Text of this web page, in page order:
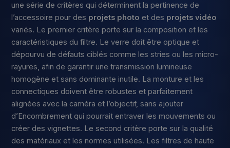
une série de critères qui déterminent la pertinence de
l’accessoire pour des projets photo et des projets vidéo
variés. Le premier critère porte sur la composition et les
caractéristiques du filtre. Le verre doit être optique et
dépourvu de défauts ciblés comme les stries ou les micro-
rayures, afin de garantir une transmission lumineuse
homogène et sans dominante inutile. La monture et les
connectiques doivent être robustes et parfaitement
alignées avec la caméra et l’objectif, sans ajouter
d’Encombrement qui pourrait entraver les mouvements ou
créer des vignettes. Le second critère porte sur la qualité
des matériaux et les normes utilisées. Les filtres de haute